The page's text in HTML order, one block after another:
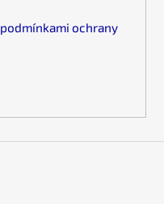
podmínkami ochrany